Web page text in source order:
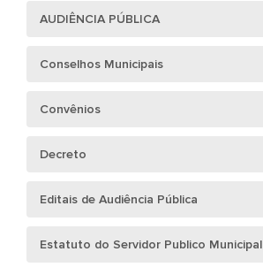
AUDIÊNCIA PÚBLICA
Conselhos Municipais
Convênios
Decreto
Editais de Audiência Pública
Estatuto do Servidor Publico Municipal